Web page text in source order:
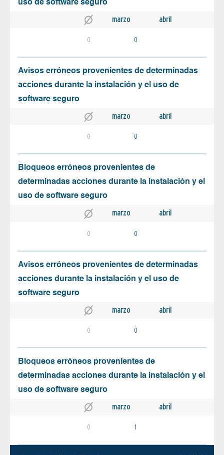
uso de software seguro
marzo abril
0 0
Avisos erróneos provenientes de determinadas
acciones durante la instalación y el uso de
software seguro
marzo abril
0 0
Bloqueos erróneos provenientes de
determinadas acciones durante la instalación y el
uso de software seguro
marzo abril
0 0
Avisos erróneos provenientes de determinadas
acciones durante la instalación y el uso de
software seguro
marzo abril
0 0
Bloqueos erróneos provenientes de
determinadas acciones durante la instalación y el
uso de software seguro
marzo abril
0 1